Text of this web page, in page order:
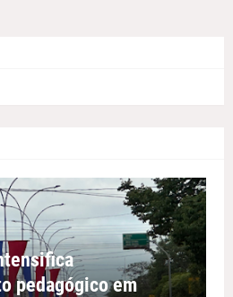
pedagógico em